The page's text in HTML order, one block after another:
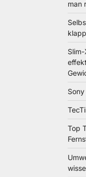
man
Sony
Top